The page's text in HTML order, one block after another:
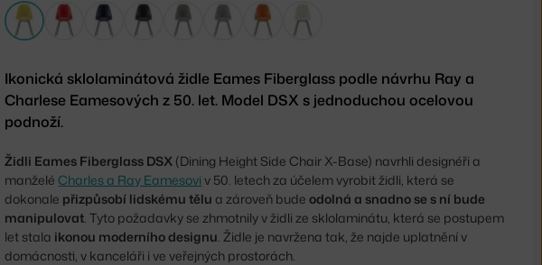
Ikonická sklolaminátová židle Eames Fiberglass podle návrhu Ray a
Charlese Eamesových z 50. let. Model DSX s jednoduchou ocelovou
podnoží.
Židli Eames Fiberglass DSX (Dining Height Side Chair X-Base) navrhli designéři a
manželé Charles a Ray Eamesovi v 50. letech za účelem vyrobit židli, která se
dokonale přizpůsobí lidskému tělu a zároveň budeodolná a snadno se s ní bude
manipulovat . Tyto požadavky se zhmotnily v židli ze sklolaminátu, která se postupem
let stala ikonou moderního designu . Židle je navržena tak, že najde uplatnění v
domácnosti, v kanceláři i ve veřejných prostorách.